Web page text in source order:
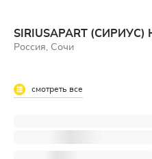
SIRIUSAPART
Россия, Сочи
смотреть все